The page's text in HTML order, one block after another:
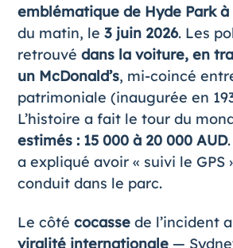
emblématique de Hyde Park à
du matin, le 3 juin 2026. Les
retrouvé dans la voiture, en
un McDonald’s, mi-coincé
patrimoniale (inaugurée en
L’histoire a fait le tour du
estimés : 15 000 à 20 000 AUD
a expliqué avoir « suivi le GPS
conduit dans le parc.
Le côté cocassede l’incident
viralité internationale—